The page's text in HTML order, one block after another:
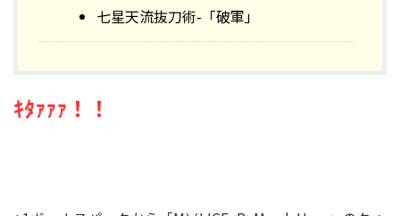
七星天流抜刀術-「破軍」
ｷﾀｧｧｧ！！